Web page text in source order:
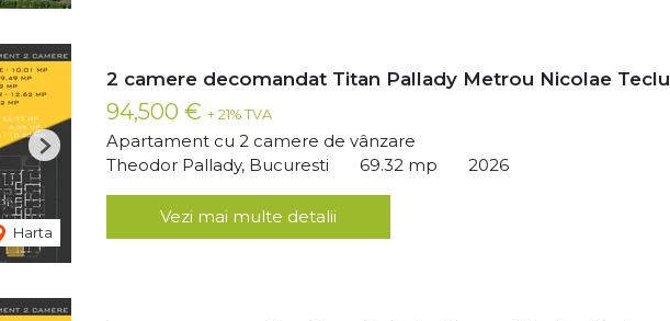
Harta
Next
2 camere decomandat Titan Pallady Metrou Nicolae Teclu
94,500 € + 21% TVA
Apartament cu 2 camere de vânzare
Theodor Pallady, Bucuresti
69.32 mp 2026
Vezi mai multe detalii